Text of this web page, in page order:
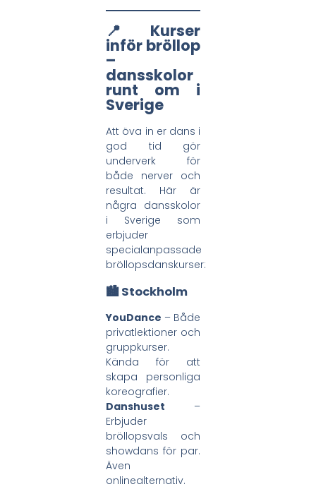
📍 Kurser
inför bröllop
–
dansskolor
runt om i
Sverige
Att öva in er dans i
god tid gör
underverk för
både nerver och
resultat. Här är
några dansskolor
i Sverige som
erbjuder
specialanpassade
bröllopsdanskurser:
🏙️ Stockholm
YouDance – Både
privatlektioner och
gruppkurser.
Kända för att
skapa personliga
koreografier.
Danshuset –
Erbjuder
bröllopsvals och
showdans för par.
Även
onlinealternativ.